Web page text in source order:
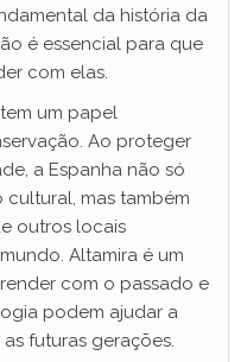
da história da
é essencial para que
com elas.
um papel
Ao proteger
a Espanha não só
mas também
outros locais
Altamira é um
com o passado e
podem ajudar a
futuras gerações.